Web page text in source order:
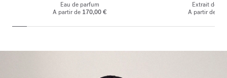
Eau de parfum
A partir de 170,00 €
Extrait de
A partir de